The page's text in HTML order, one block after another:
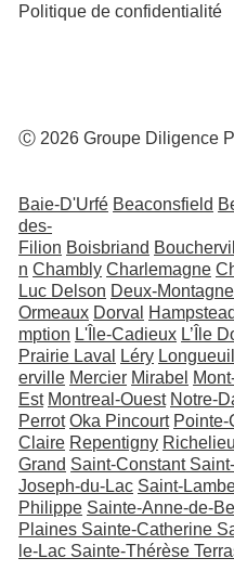
Baie-D'Urfé Beaconsfield
des-
Filion Boisbriand
n Chambly Charlemagne
Luc Delson Deux-
Ormeaux Dorval Hampstead
mption L'Île-Cadieux L’Île
Prairie Laval Léry Longueuil
erville Mercier Mirabel
Est Montreal-Ouest Notre-
Perrot Oka Pincourt Pointe-
Claire Repentigny Richelieu
Grand Saint-Constant
Joseph-du-Lac Saint-
Philippe Sainte-Anne-de-
Plaines Sainte-Catherine
le-Lac Sainte-Thérèse
Politique de confidentialité
Ⓒ 2026 Groupe Diligence